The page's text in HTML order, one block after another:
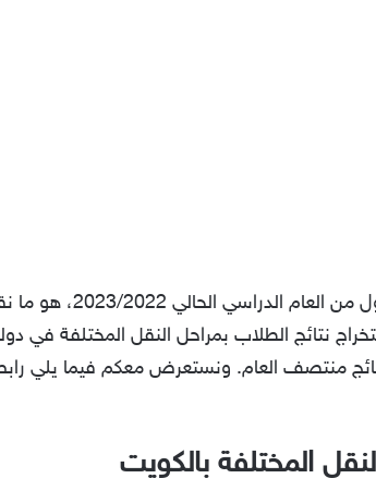
رابط الاستعلام عن نتائج
نتائج الطلاب بمراحل النقل المختلفة في
من العام الجاري، نتائج منتصف العام. ونستعرض معكم
المختلفة بالكويت